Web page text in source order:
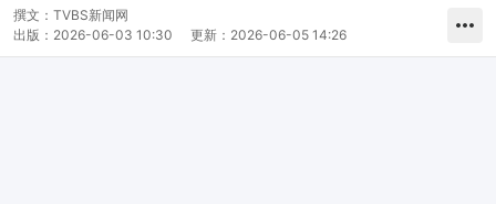
撰文： TVBS新闻网
出版： 2026-06-03 10:30 更新： 2026-06-05 14:26